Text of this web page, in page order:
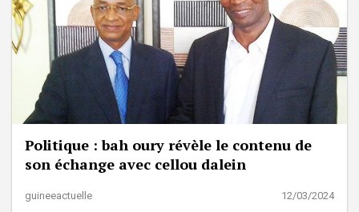
Politique : bah oury révèle le contenu de
son échange avec cellou dalein
guineeactuelle 12/03/2024